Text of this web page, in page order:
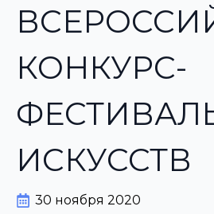
КОНКУРС-
ИСКУССТВ
30 ноября 2020